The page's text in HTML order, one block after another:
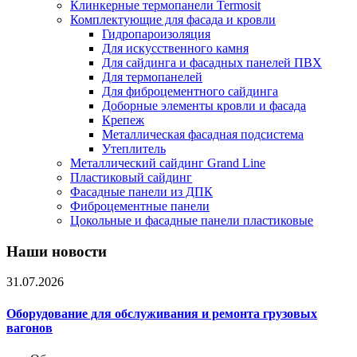
Клинкерные термопанели Termosit
Комплектующие для фасада и кровли
Гидропароизоляция
Для искусственного камня
Для сайдинга и фасадных панелей ПВХ
Для термопанелей
Для фиброцементного сайдинга
Доборные элементы кровли и фасада
Крепеж
Металлическая фасадная подсистема
Утеплитель
Металлический сайдинг Grand Line
Пластиковый сайдинг
Фасадные панели из ДПК
Фиброцементные панели
Цокольные и фасадные панели пластиковые
Наши новости
31.07.2026
Оборудование для обслуживания и ремонта грузовых
вагонов